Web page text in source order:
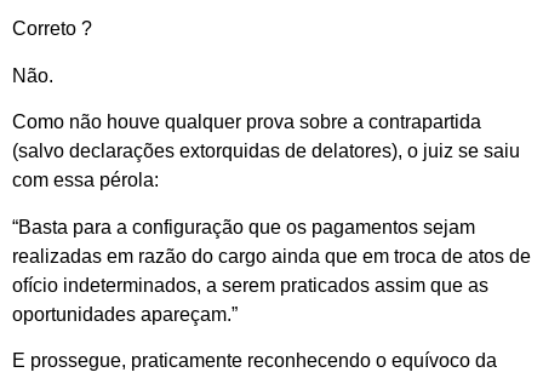
Correto ?
Não.
Como não houve qualquer prova sobre a contrapartida
(salvo declarações extorquidas de delatores), o juiz se saiu
com essa pérola:
“Basta para a configuração que os pagamentos sejam
realizadas em razão do cargo ainda que em troca de atos de
ofício indeterminados, a serem praticados assim que as
oportunidades apareçam.”
E prossegue, praticamente reconhecendo o equívoco da